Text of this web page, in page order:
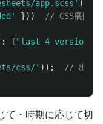
app.scss ' )
' }))
// CSS展開の
: [ "last 4 versions
css/' ));
// 出力
て・時期に応じて切